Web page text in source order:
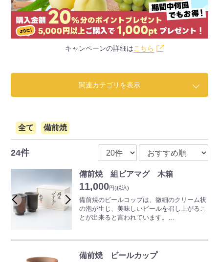
キャンペーンの詳細はこちら
関連カテゴリを表示
全て 備前焼
24件
備前焼 組ビアマグ 木箱
11,000円(税込)
備前焼のビールコップは、微細のクリーム状
の泡が生じ、美味しいビールを召し上がるこ
とが出来ると言われています。
テキなひとときをお過ごしください。
備前焼 ビールカップ